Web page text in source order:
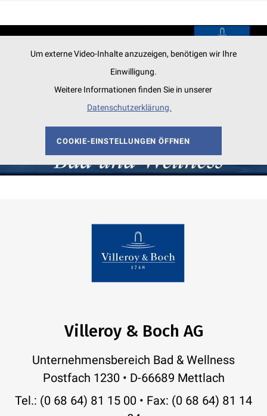
Um externe Video-Inhalte anzuzeigen, benötigen wir Ihre
Einwilligung.
Weitere Informationen finden Sie in unserer
Datenschutzerklärung.
COOKIE-EINSTELLUNGEN ÖFFNEN
Villeroy & Boch AG
Unternehmensbereich Bad & Wellness
Postfach 1230 • D-66689 Mettlach
Tel.: (0 68 64) 81 15 00 • Fax: (0 68 64) 81 14